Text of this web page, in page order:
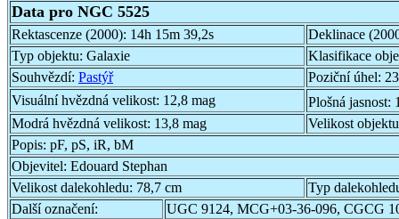
Data pro NGC 5525
Rektascenze (2000): 14h 15m 39,2s
Deklinace
Typ objektu: Galaxie
Klasifikace
Souhvězdí: Pastýř Poziční úhel:
Visuální hvězdná velikost: 12,8 mag Plošná jasnost:
Modrá hvězdná velikost: 13,8 mag
Velikost
Popis: pF, pS, iR, bM
Objevitel: Edouard Stephan
Velikost dalekohledu: 78,7 cm
Typ
Další označení:
UGC 9124, MCG+03-36-096, CGCG